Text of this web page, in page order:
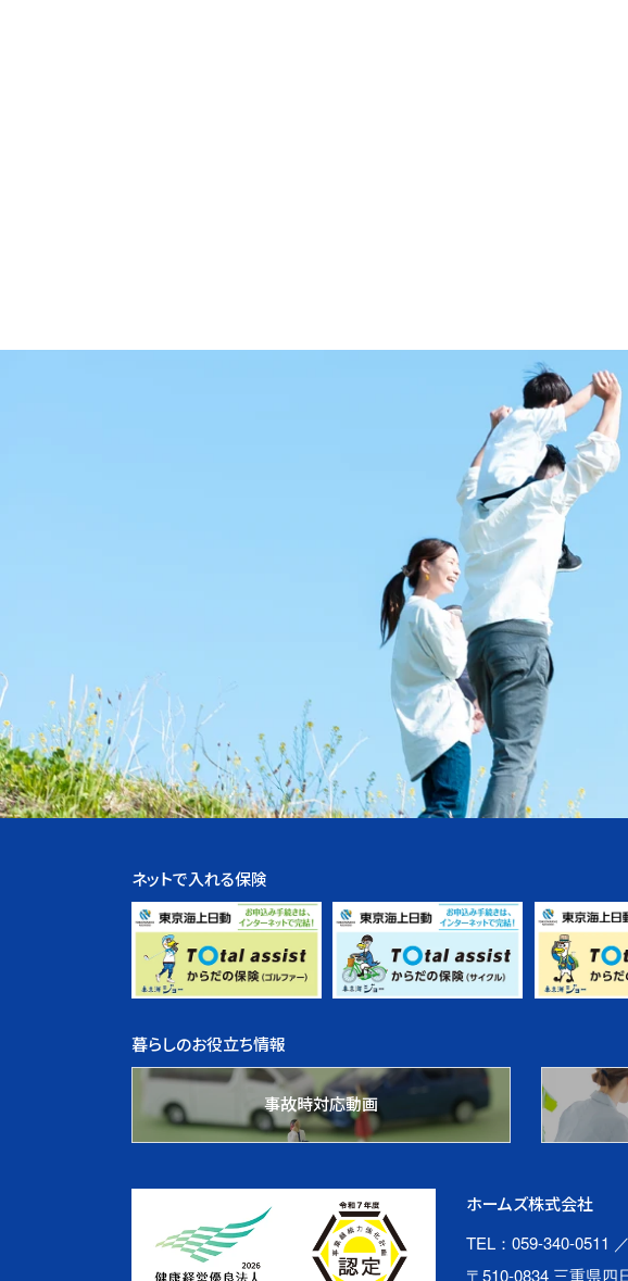
ネットで入れる保険
暮らしのお役立ち情報
事故時対応動画
ホームズ株式会社
TEL：059-340-0511
〒510-0834 三重県四